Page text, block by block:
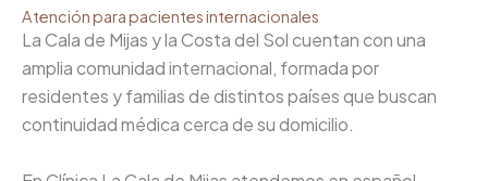
Atención para pacientes internacionales
La Cala de Mijas y la Costa del Sol cuentan con una
amplia comunidad internacional, formada por
residentes y familias de distintos países que buscan
continuidad médica cerca de su domicilio.